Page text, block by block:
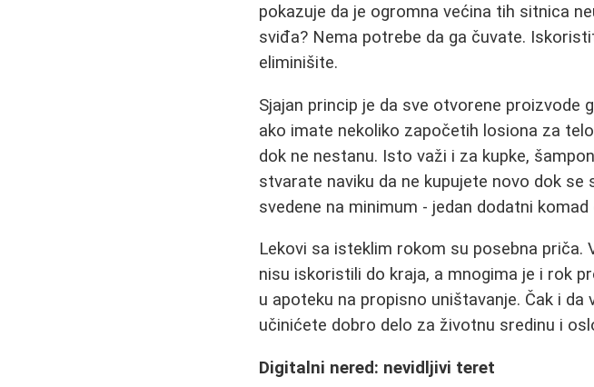
pokazuje da je ogromna većina tih sitnica
sviđa? Nema potrebe da ga čuvate.
eliminišite.
Sjajan princip je da sve otvorene
ako imate nekoliko započetih losiona za
dok ne nestanu. Isto važi i za kupke,
stvarate naviku da ne kupujete novo dok
svedene na minimum - jedan dodatni
Lekovi sa isteklim rokom su posebna priča.
nisu iskoristili do kraja, a mnogima je i rok
u apoteku na propisno uništavanje. Čak i
učinićete dobro delo za životnu sredinu i
Digitalni nered: nevidljivi teret